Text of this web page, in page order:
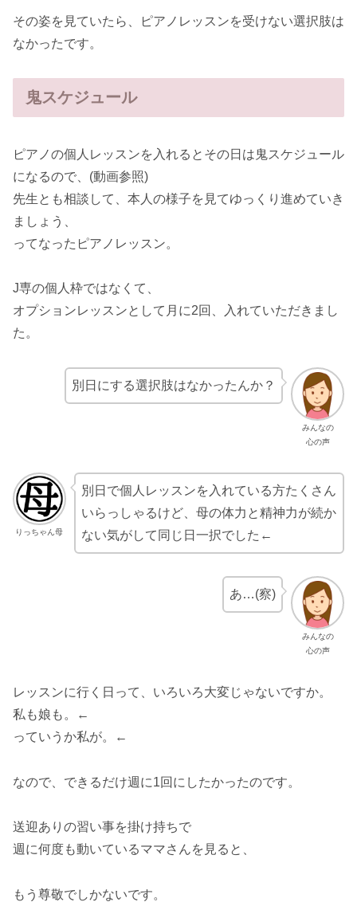
その姿を見ていたら、ピアノレッスンを受けない選択肢は
なかったです。
鬼スケジュール
ピアノの個人レッスンを入れるとその日は鬼スケジュール
になるので、(動画参照)
先生とも相談して、本人の様子を見てゆっくり進めていき
ましょう、
ってなったピアノレッスン。
J専の個人枠ではなくて、
オプションレッスンとして月に2回、入れていただきまし
た。
みんなの
心の声
別日にする選択肢はなかったんか？
りっちゃん母
別日で個人レッスンを入れている方たくさん
いらっしゃるけど、母の体力と精神力が続か
ない気がして同じ日一択でした←
みんなの
心の声
あ…(察)
レッスンに行く日って、いろいろ大変じゃないですか。
私も娘も。←
っていうか私が。←
なので、できるだけ週に1回にしたかったのです。
送迎ありの習い事を掛け持ちで
週に何度も動いているママさんを見ると、
もう尊敬でしかないです。